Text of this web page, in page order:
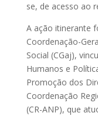
se, de acesso ao
A ação itinerante
Coordenação-
Social (CGaj),
Humanos e
Promoção dos
Coordenação
(CR-ANP), que